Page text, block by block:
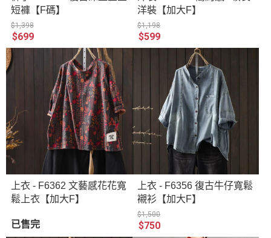
短褲【F碼】
$1,398
$699
洋裝【加大F】
$1,198
$599
上衣 - F6362 文藝感花花寬
鬆上衣【加大F】
已售完
上衣 - F6356 復古牛仔寬鬆
襯衫【加大F】
$1,500
$750